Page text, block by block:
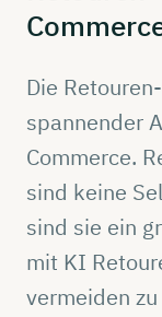
Die
spannender
Commerce.
sind keine
sind sie ein
mit KI
vermeiden